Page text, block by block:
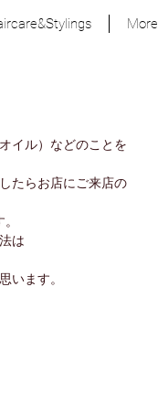
More
イル）などのことを
たらお店にご来店の
は
います。